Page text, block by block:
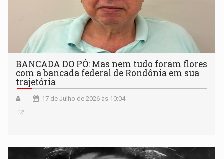
BANCADA DO PÓ: Mas nem tudo foram flores
com a bancada federal de Rondônia em sua
trajetória
17 de Julho de 2026 às 10:04